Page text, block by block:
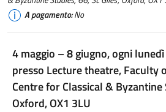
A pagamento:No
4 maggio – 8 giugno, ogni
presso Lecture theatre, Faculty
Centre for Classical & Byzantine
Oxford, OX1 3LU